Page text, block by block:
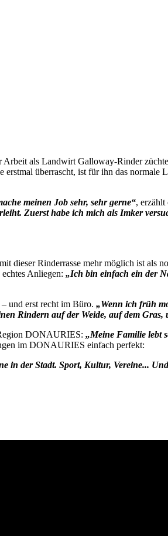
als Landwirt Galloway-Rinder
überrascht, ist für ihn das
meinen Job sehr, sehr gerne“, erzählt
Zuerst habe ich mich als Imker
dieser Rinderrasse mehr möglich ist als
Anliegen: „Ich bin einfach ein der
und erst recht im Büro. „Wenn ich früh
Rindern auf der Weide, auf dem
DONAURIES: „Meine Familie lebt
im DONAURIES einfach perfekt:
in der Stadt. Sport, Kultur, Vereine...